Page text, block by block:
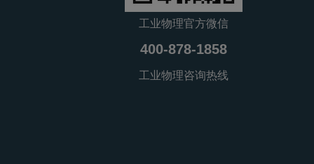
工业物理官方微信
400-878-1858
工业物理咨询热线